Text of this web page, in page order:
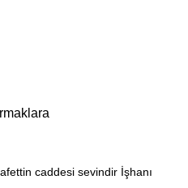
caddesi sevindir İşhanı